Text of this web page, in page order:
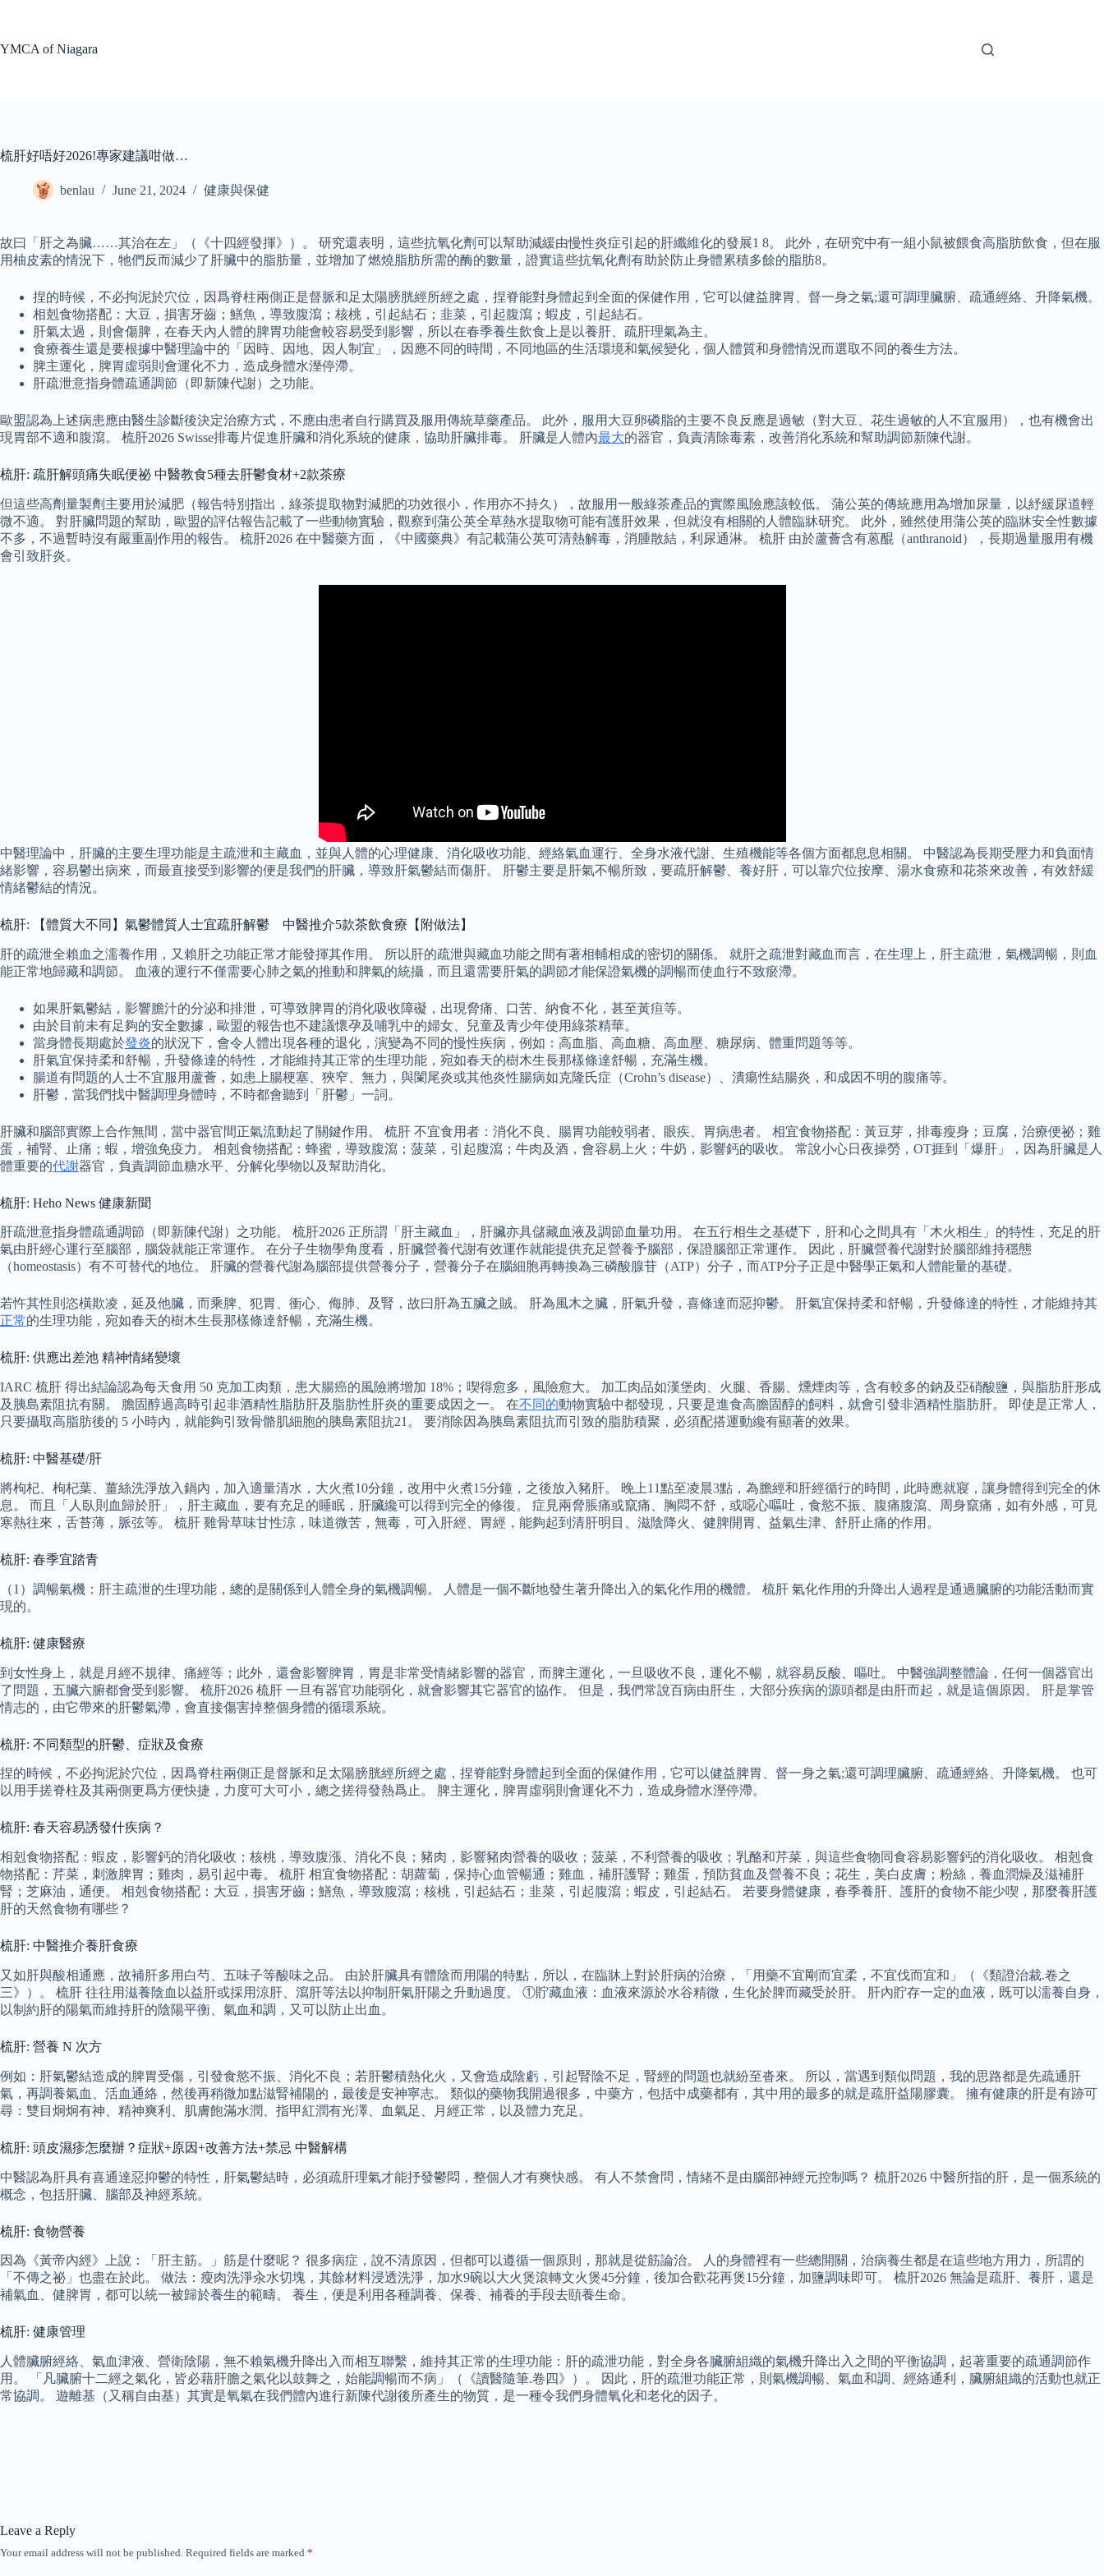
YMCA of Niagara
梳肝好唔好2026!專家建議咁做…
benlau June 21, 2024 健康與保健
故曰「肝之為臟……其治在左」（《十四經發揮》）。 研究還表明，這些抗氧化劑可以幫助減緩由慢性炎症引起的肝纖維化的發展1 8。 此外，在研究中有一組小鼠被餵食高脂肪飲食，但在服
用柚皮素的情況下，牠們反而減少了肝臟中的脂肪量，並增加了燃燒脂肪所需的酶的數量，證實這些抗氧化劑有助於防止身體累積多餘的脂肪8。
捏的時候，不必拘泥於穴位，因爲脊柱兩側正是督脈和足太陽膀胱經所經之處，捏脊能對身體起到全面的保健作用，它可以健益脾胃、督一身之氣;還可調理臟腑、疏通經絡、升降氣機。
相剋食物搭配：大豆，損害牙齒；鱔魚，導致腹瀉；核桃，引起結石；韭菜，引起腹瀉；蝦皮，引起結石。
肝氣太過，則會傷脾，在春天內人體的脾胃功能會較容易受到影響，所以在春季養生飲食上是以養肝、疏肝理氣為主。
食療養生還是要根據中醫理論中的「因時、因地、因人制宜」，因應不同的時間，不同地區的生活環境和氣候變化，個人體質和身體情況而選取不同的養生方法。
脾主運化，脾胃虛弱則會運化不力，造成身體水溼停滯。
肝疏泄意指身體疏通調節（即新陳代謝）之功能。
歐盟認為上述病患應由醫生診斷後決定治療方式，不應由患者自行購買及服用傳統草藥產品。 此外，服用大豆卵磷脂的主要不良反應是過敏（對大豆、花生過敏的人不宜服用），也有機會出
現胃部不適和腹瀉。 梳肝2026 Swisse排毒片促進肝臟和消化系統的健康，協助肝臟排毒。 肝臟是人體內最大的器官，負責清除毒素，改善消化系統和幫助調節新陳代謝。
梳肝: 疏肝解頭痛失眠便祕 中醫教食5種去肝鬱食材+2款茶療
但這些高劑量製劑主要用於減肥（報告特別指出，綠茶提取物對減肥的功效很小，作用亦不持久），故服用一般綠茶產品的實際風險應該較低。 蒲公英的傳統應用為增加尿量，以紓緩尿道輕
微不適。 對肝臟問題的幫助，歐盟的評估報告記載了一些動物實驗，觀察到蒲公英全草熱水提取物可能有護肝效果，但就沒有相關的人體臨牀研究。 此外，雖然使用蒲公英的臨牀安全性數據
不多，不過暫時沒有嚴重副作用的報告。 梳肝2026 在中醫藥方面，《中國藥典》有記載蒲公英可清熱解毒，消腫散結，利尿通淋。 梳肝 由於蘆薈含有蒽醌（anthranoid），長期過量服用有機
會引致肝炎。
中醫理論中，肝臟的主要生理功能是主疏泄和主藏血，並與人體的心理健康、消化吸收功能、經絡氣血運行、全身水液代謝、生殖機能等各個方面都息息相關。 中醫認為長期受壓力和負面情
緒影響，容易鬱出病來，而最直接受到影響的便是我們的肝臟，導致肝氣鬱結而傷肝。 肝鬱主要是肝氣不暢所致，要疏肝解鬱、養好肝，可以靠穴位按摩、湯水食療和花茶來改善，有效舒緩
情緒鬱結的情況。
梳肝: 【體質大不同】氣鬱體質人士宜疏肝解鬱 中醫推介5款茶飲食療【附做法】
肝的疏泄全賴血之濡養作用，又賴肝之功能正常才能發揮其作用。 所以肝的疏泄與藏血功能之間有著相輔相成的密切的關係。 就肝之疏泄對藏血而言，在生理上，肝主疏泄，氣機調暢，則血
能正常地歸藏和調節。 血液的運行不僅需要心肺之氣的推動和脾氣的統攝，而且還需要肝氣的調節才能保證氣機的調暢而使血行不致瘀滯。
如果肝氣鬱結，影響膽汁的分泌和排泄，可導致脾胃的消化吸收障礙，出現脅痛、口苦、納食不化，甚至黃疸等。
由於目前未有足夠的安全數據，歐盟的報告也不建議懷孕及哺乳中的婦女、兒童及青少年使用綠茶精華。
當身體長期處於發炎的狀況下，會令人體出現各種的退化，演變為不同的慢性疾病，例如：高血脂、高血糖、高血壓、糖尿病、體重問題等等。
肝氣宜保持柔和舒暢，升發條達的特性，才能維持其正常的生理功能，宛如春天的樹木生長那樣條達舒暢，充滿生機。
腸道有問題的人士不宜服用蘆薈，如患上腸梗塞、狹窄、無力，與闌尾炎或其他炎性腸病如克隆氏症（Crohn’s disease）、潰瘍性結腸炎，和成因不明的腹痛等。
肝鬱，當我們找中醫調理身體時，不時都會聽到「肝鬱」一詞。
肝臟和腦部實際上合作無間，當中器官間正氣流動起了關鍵作用。 梳肝 不宜食用者：消化不良、腸胃功能較弱者、眼疾、胃病患者。 相宜食物搭配：黃豆芽，排毒瘦身；豆腐，治療便祕；雞
蛋，補腎、止痛；蝦，增強免疫力。 相剋食物搭配：蜂蜜，導致腹瀉；菠菜，引起腹瀉；牛肉及酒，會容易上火；牛奶，影響鈣的吸收。 常說小心日夜操勞，OT捱到「爆肝」，因為肝臟是人
體重要的代謝器官，負責調節血糖水平、分解化學物以及幫助消化。
梳肝: Heho News 健康新聞
肝疏泄意指身體疏通調節（即新陳代謝）之功能。 梳肝2026 正所謂「肝主藏血」，肝臟亦具儲藏血液及調節血量功用。 在五行相生之基礎下，肝和心之間具有「木火相生」的特性，充足的肝
氣由肝經心運行至腦部，腦袋就能正常運作。 在分子生物學角度看，肝臟營養代謝有效運作就能提供充足營養予腦部，保證腦部正常運作。 因此，肝臟營養代謝對於腦部維持穩態
（homeostasis）有不可替代的地位。 肝臟的營養代謝為腦部提供營養分子，營養分子在腦細胞再轉換為三磷酸腺苷（ATP）分子，而ATP分子正是中醫學正氣和人體能量的基礎。
若忤其性則恣橫欺凌，延及他臟，而乘脾、犯胃、衝心、侮肺、及腎，故曰肝為五臟之賊。 肝為風木之臟，肝氣升發，喜條達而惡抑鬱。 肝氣宜保持柔和舒暢，升發條達的特性，才能維持其
正常的生理功能，宛如春天的樹木生長那樣條達舒暢，充滿生機。
梳肝: 供應出差池 精神情緒變壞
IARC 梳肝 得出結論認為每天食用 50 克加工肉類，患大腸癌的風險將增加 18%；喫得愈多，風險愈大。 加工肉品如漢堡肉、火腿、香腸、燻煙肉等，含有較多的鈉及亞硝酸鹽，與脂肪肝形成
及胰島素阻抗有關。 膽固醇過高時引起非酒精性脂肪肝及脂肪性肝炎的重要成因之一。 在不同的動物實驗中都發現，只要是進食高膽固醇的飼料，就會引發非酒精性脂肪肝。 即使是正常人，
只要攝取高脂肪後的 5 小時內，就能夠引致骨骼肌細胞的胰島素阻抗21。 要消除因為胰島素阻抗而引致的脂肪積聚，必須配搭運動纔有顯著的效果。
梳肝: 中醫基礎/肝
將枸杞、枸杞葉、薑絲洗淨放入鍋內，加入適量清水，大火煮10分鐘，改用中火煮15分鐘，之後放入豬肝。 晚上11點至凌晨3點，為膽經和肝經循行的時間，此時應就寢，讓身體得到完全的休
息。 而且「人臥則血歸於肝」，肝主藏血，要有充足的睡眠，肝臟纔可以得到完全的修復。 症見兩脅脹痛或竄痛、胸悶不舒，或噁心嘔吐，食慾不振、腹痛腹瀉、周身竄痛，如有外感，可見
寒熱往來，舌苔薄，脈弦等。 梳肝 雞骨草味甘性涼，味道微苦，無毒，可入肝經、胃經，能夠起到清肝明目、滋陰降火、健脾開胃、益氣生津、舒肝止痛的作用。
梳肝: 春季宜踏青
（1）調暢氣機：肝主疏泄的生理功能，總的是關係到人體全身的氣機調暢。 人體是一個不斷地發生著升降出入的氣化作用的機體。 梳肝 氣化作用的升降出人過程是通過臟腑的功能活動而實
現的。
梳肝: 健康醫療
到女性身上，就是月經不規律、痛經等；此外，還會影響脾胃，胃是非常受情緒影響的器官，而脾主運化，一旦吸收不良，運化不暢，就容易反酸、嘔吐。 中醫強調整體論，任何一個器官出
了問題，五臟六腑都會受到影響。 梳肝2026 梳肝 一旦有器官功能弱化，就會影響其它器官的協作。 但是，我們常說百病由肝生，大部分疾病的源頭都是由肝而起，就是這個原因。 肝是掌管
情志的，由它帶來的肝鬱氣滯，會直接傷害掉整個身體的循環系統。
梳肝: 不同類型的肝鬱、症狀及食療
捏的時候，不必拘泥於穴位，因爲脊柱兩側正是督脈和足太陽膀胱經所經之處，捏脊能對身體起到全面的保健作用，它可以健益脾胃、督一身之氣;還可調理臟腑、疏通經絡、升降氣機。 也可
以用手搓脊柱及其兩側更爲方便快捷，力度可大可小，總之搓得發熱爲止。 脾主運化，脾胃虛弱則會運化不力，造成身體水溼停滯。
梳肝: 春天容易誘發什疾病？
相剋食物搭配：蝦皮，影響鈣的消化吸收；核桃，導致腹漲、消化不良；豬肉，影響豬肉營養的吸收；菠菜，不利營養的吸收；乳酪和芹菜，與這些食物同食容易影響鈣的消化吸收。 相剋食
物搭配：芹菜，刺激脾胃；雞肉，易引起中毒。 梳肝 相宜食物搭配：胡蘿蔔，保持心血管暢通；雞血，補肝護腎；雞蛋，預防貧血及營養不良；花生，美白皮膚；粉絲，養血潤燥及滋補肝
腎；芝麻油，通便。 相剋食物搭配：大豆，損害牙齒；鱔魚，導致腹瀉；核桃，引起結石；韭菜，引起腹瀉；蝦皮，引起結石。 若要身體健康，春季養肝、護肝的食物不能少喫，那麼養肝護
肝的天然食物有哪些？
梳肝: 中醫推介養肝食療
又如肝與酸相通應，故補肝多用白芍、五味子等酸味之品。 由於肝臟具有體陰而用陽的特點，所以，在臨牀上對於肝病的治療，「用藥不宜剛而宜柔，不宜伐而宜和」（《類證治裁.卷之
三》）。 梳肝 往往用滋養陰血以益肝或採用涼肝、瀉肝等法以抑制肝氣肝陽之升動過度。 ①貯藏血液：血液來源於水谷精微，生化於脾而藏受於肝。 肝內貯存一定的血液，既可以濡養自身，
以制約肝的陽氣而維持肝的陰陽平衡、氣血和調，又可以防止出血。
梳肝: 營養 N 次方
例如：肝氣鬱結造成的脾胃受傷，引發食慾不振、消化不良；若肝鬱積熱化火，又會造成陰虧，引起腎陰不足，腎經的問題也就紛至沓來。 所以，當遇到類似問題，我的思路都是先疏通肝
氣，再調養氣血、活血通絡，然後再稍微加點滋腎補陽的，最後是安神寧志。 類似的藥物我開過很多，中藥方，包括中成藥都有，其中用的最多的就是疏肝益陽膠囊。 擁有健康的肝是有跡可
尋：雙目炯炯有神、精神爽利、肌膚飽滿水潤、指甲紅潤有光澤、血氣足、月經正常，以及體力充足。
梳肝: 頭皮濕疹怎麼辦？症狀+原因+改善方法+禁忌 中醫解構
中醫認為肝具有喜通達惡抑鬱的特性，肝氣鬱結時，必須疏肝理氣才能抒發鬱悶，整個人才有爽快感。 有人不禁會問，情緒不是由腦部神經元控制嗎？ 梳肝2026 中醫所指的肝，是一個系統的
概念，包括肝臟、腦部及神經系統。
梳肝: 食物營養
因為《黃帝內經》上說：「肝主筋。」筋是什麼呢？ 很多病症，說不清原因，但都可以遵循一個原則，那就是從筋論治。 人的身體裡有一些總開關，治病養生都是在這些地方用力，所謂的
「不傳之祕」也盡在於此。 做法：瘦肉洗淨汆水切塊，其餘材料浸透洗淨，加水9碗以大火煲滾轉文火煲45分鐘，後加合歡花再煲15分鐘，加鹽調味即可。 梳肝2026 無論是疏肝、養肝，還是
補氣血、健脾胃，都可以統一被歸於養生的範疇。 養生，便是利用各種調養、保養、補養的手段去頤養生命。
梳肝: 健康管理
人體臟腑經絡、氣血津液、營衛陰陽，無不賴氣機升降出入而相互聯繫，維持其正常的生理功能：肝的疏泄功能，對全身各臟腑組織的氣機升降出入之間的平衡協調，起著重要的疏通調節作
用。 「凡臟腑十二經之氣化，皆必藉肝膽之氣化以鼓舞之，始能調暢而不病」（《讀醫隨筆.卷四》）。 因此，肝的疏泄功能正常，則氣機調暢、氣血和調、經絡通利，臟腑組織的活動也就正
常協調。 遊離基（又稱自由基）其實是氧氣在我們體內進行新陳代謝後所產生的物質，是一種令我們身體氧化和老化的因子。
Leave a Reply
Your email address will not be published. Required fields are marked *